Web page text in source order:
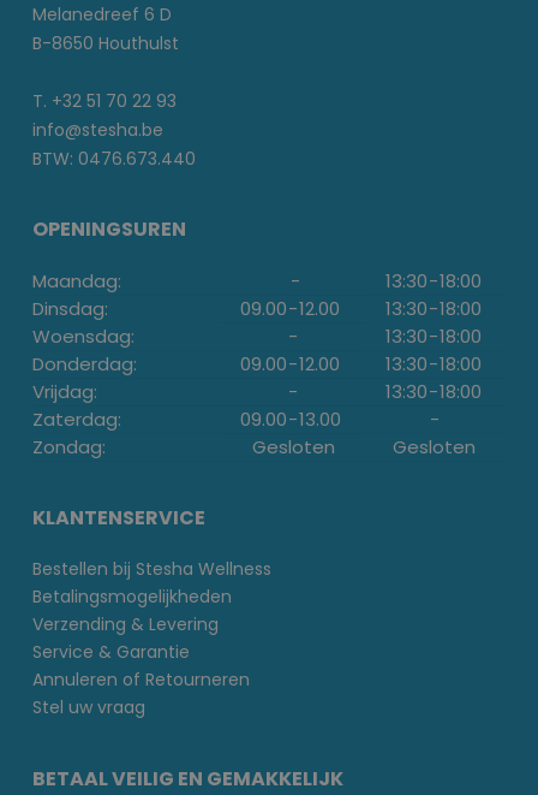
Melanedreef 6 D
B-8650 Houthulst
T. +32 51 70 22 93
info@stesha.be
BTW: 0476.673.440
OPENINGSUREN
Maandag: - 13:30-18:00
Dinsdag:
09.00-12.00 13:30-18:00
Woensdag:
- 13:30-18:00
Donderdag:
09.00-12.00 13:30-18:00
Vrijdag:
- 13:30-18:00
Zaterdag:
09.00-13.00
-
Zondag:
Gesloten Gesloten
KLANTENSERVICE
Bestellen bij Stesha Wellness
Betalingsmogelijkheden
Verzending & Levering
Service & Garantie
Annuleren of Retourneren
Stel uw vraag
BETAAL VEILIG EN GEMAKKELIJK